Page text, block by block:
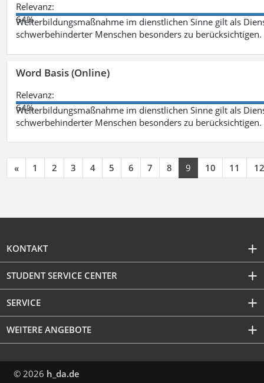
Relevanz:
64%
Weiterbildungsmaßnahme im dienstlichen Sinne gilt als
schwerbehinderter Menschen besonders zu berücksichtigen.
Word Basis (Online)
Relevanz:
64%
Weiterbildungsmaßnahme im dienstlichen Sinne gilt als
schwerbehinderter Menschen besonders zu berücksichtigen.
« 1 2 3 4 5 6 7 8 9 10 11 12
KONTAKT
STUDENT SERVICE CENTER
SERVICE
WEITERE ANGEBOTE
© 2026 h_da.de